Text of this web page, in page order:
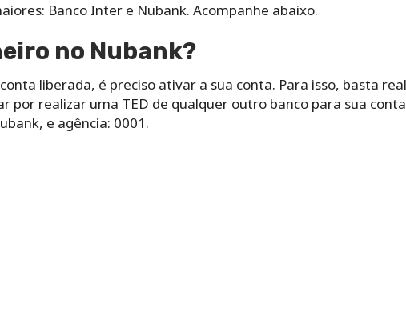
Banco Inter e Nubank. Acompanhe abaixo.
no Nubank?
liberada, é preciso ativar a sua conta. Para isso, basta
por realizar uma TED de qualquer outro banco para sua
e agência: 0001.